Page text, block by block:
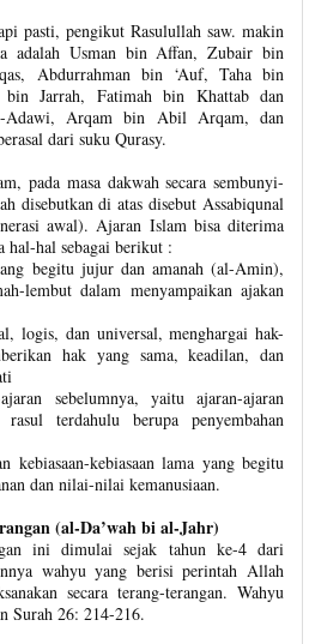
pasti, pengikut Rasulullah saw. makin
adalah Usman bin Affan, Zubair bin
Abdurrahman bin ‘Auf, Taha bin
Jarrah, Fatimah bin Khattab dan
Adawi, Arqam bin Abil Arqam, dan
dari suku Qurasy.
pada masa dakwah secara sembunyi-
disebutkan di atas disebut Assabiqunal
awal). Ajaran Islam bisa diterima
hal-hal sebagai berikut :
begitu jujur dan amanah (al-Amin),
lembut dalam menyampaikan ajakan
logis, dan universal, menghargai hak-
hak yang sama, keadilan, dan
sebelumnya, yaitu ajaran-ajaran
terdahulu berupa penyembahan
kebiasaan-kebiasaan lama yang begitu
dan nilai-nilai kemanusiaan.
(al-Da’wah bi al-Jahr)
ini dimulai sejak tahun ke-4 dari
wahyu yang berisi perintah Allah
secara terang-terangan. Wahyu
Surah 26: 214-216.